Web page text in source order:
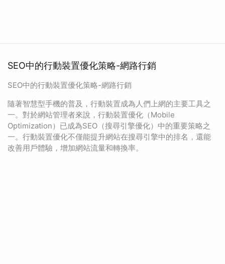
SEO中的行動裝置優化策略-網路行銷
SEO中的行動裝置優化策略-網路行銷
隨著智慧型手機的普及，行動裝置成為人們上網的主要工具之
一。對於網站管理者來說，行動裝置優化（Mobile
Optimization）已成為SEO（搜尋引擎優化）中的重要策略之
一。行動裝置優化不僅能提升網站在搜尋引擎中的排名，還能
改善用戶體驗，增加網站流量和轉換率。